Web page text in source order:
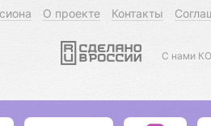
О проекте Контакты
С нами